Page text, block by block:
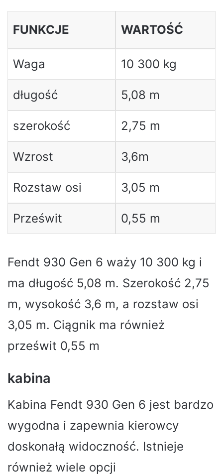
FUNKCJE WARTOŚĆ
Waga 10 300 kg
długość 5,08 m
szerokość 2,75 m
Wzrost 3,6m
Rozstaw osi 3,05 m
Prześwit 0,55 m
Fendt 930 Gen 6 waży 10 300 kg i
ma długość 5,08 m. Szerokość 2,75
m, wysokość 3,6 m, a rozstaw osi
3,05 m. Ciągnik ma również
prześwit 0,55 m
kabina
Kabina Fendt 930 Gen 6 jest bardzo
wygodna i zapewnia kierowcy
doskonałą widoczność. Istnieje
również wiele opcji